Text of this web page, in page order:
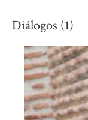
Diálogos (1)